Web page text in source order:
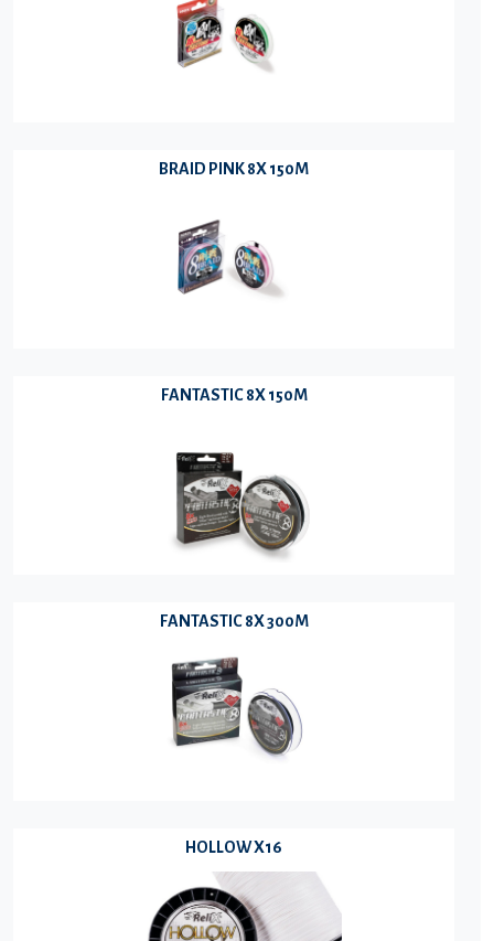
BRAID PINK 8X 150M
FANTASTIC 8X 150M
FANTASTIC 8X 300M
HOLLOW X16